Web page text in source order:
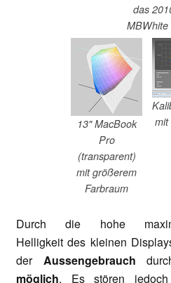
das
MBWhite
13" MacBook
Pro
(transparent)
mit größerem
Farbraum
mit
Durch die hohe
Helligkeit des kleinen
der Aussengebrauch
möglich. Es stören